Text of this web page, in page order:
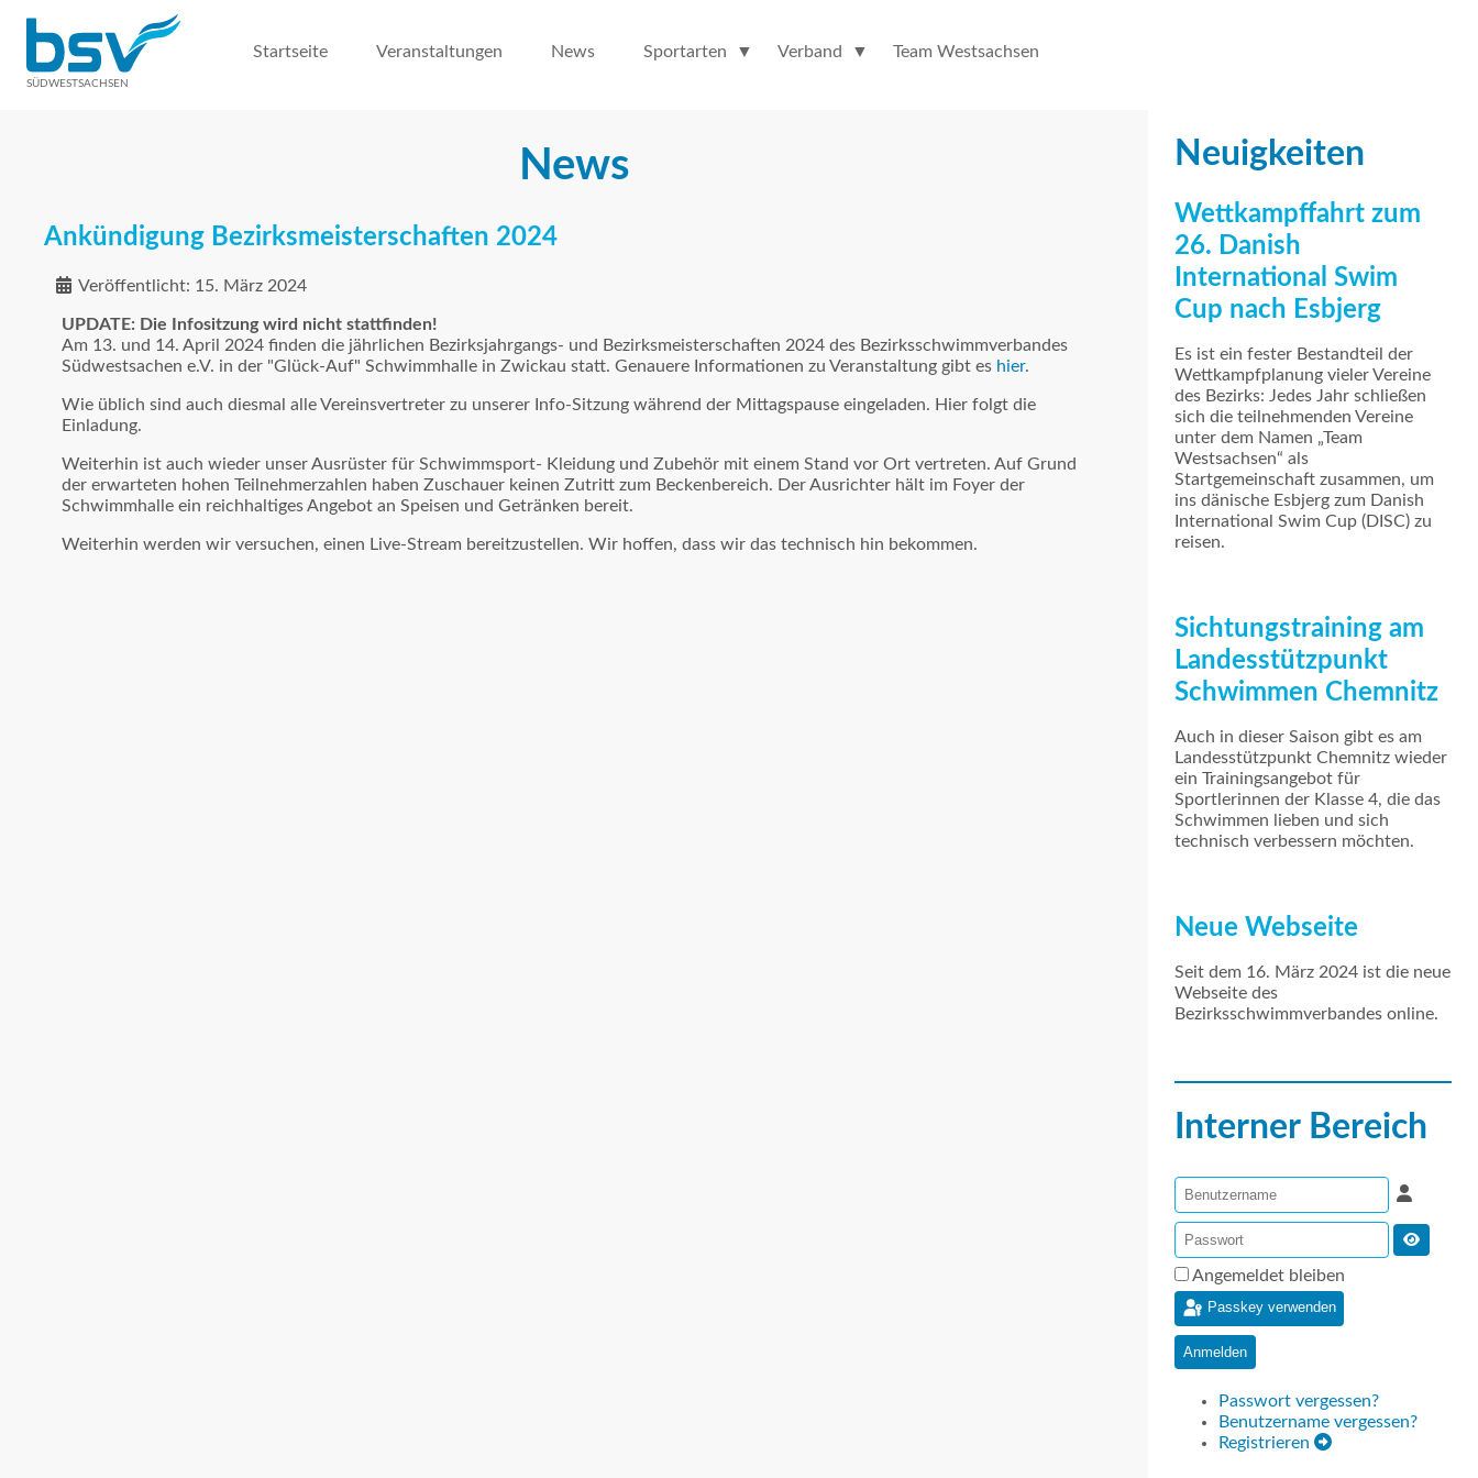
SÜDWESTSACHSEN
Startseite Veranstaltungen News Sportarten Verband Team Westsachsen
News
Ankündigung Bezirksmeisterschaften 2024
Veröffentlicht: 15. März 2024
UPDATE: Die Infositzung wird nicht stattfinden!
Am 13. und 14. April 2024 finden die jährlichen Bezirksjahrgangs- und Bezirksmeisterschaften 2024 des Bezirksschwimmverbandes
Südwestsachen e.V. in der "Glück-Auf" Schwimmhalle in Zwickau statt. Genauere Informationen zu Veranstaltung gibt es hier.
Wie üblich sind auch diesmal alle Vereinsvertreter zu unserer Info-Sitzung während der Mittagspause eingeladen. Hier folgt die
Einladung.
Weiterhin ist auch wieder unser Ausrüster für Schwimmsport- Kleidung und Zubehör mit einem Stand vor Ort vertreten. Auf Grund
der erwarteten hohen Teilnehmerzahlen haben Zuschauer keinen Zutritt zum Beckenbereich. Der Ausrichter hält im Foyer der
Schwimmhalle ein reichhaltiges Angebot an Speisen und Getränken bereit.
Weiterhin werden wir versuchen, einen Live-Stream bereitzustellen. Wir hoffen, dass wir das technisch hin bekommen.
Neuigkeiten
Wettkampffahrt zum
26. Danish
International Swim
Cup nach Esbjerg
Es ist ein fester Bestandteil der
Wettkampfplanung vieler Vereine
des Bezirks: Jedes Jahr schließen
sich die teilnehmenden Vereine
unter dem Namen „Team
Westsachsen“ als
Startgemeinschaft zusammen, um
ins dänische Esbjerg zum Danish
International Swim Cup (DISC) zu
reisen.
Sichtungstraining am
Landesstützpunkt
Schwimmen Chemnitz
Auch in dieser Saison gibt es am
Landesstützpunkt Chemnitz wieder
ein Trainingsangebot für
Sportlerinnen der Klasse 4, die das
Schwimmen lieben und sich
technisch verbessern möchten.
Neue Webseite
Seit dem 16. März 2024 ist die neue
Webseite des
Bezirksschwimmverbandes online.
Interner Bereich
Angemeldet bleiben
Passkey verwenden
Anmelden
Passwort vergessen?
Benutzername vergessen?
Registrieren